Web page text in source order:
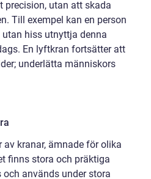
precision, utan att skada
Till exempel kan en person
hiss utnyttja denna
En lyftkran fortsätter att
underlätta människors
kranar, ämnade för olika
finns stora och präktiga
används under stora